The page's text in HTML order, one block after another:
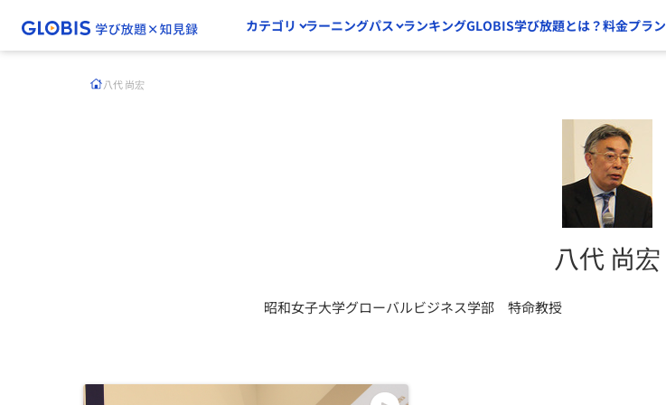
カテゴリ ラーニングパス ランキングGLOBIS学び放題とは？料金プラン
八代 尚宏
八代 尚宏
昭和女子大学グローバルビジネス学部 特命教授